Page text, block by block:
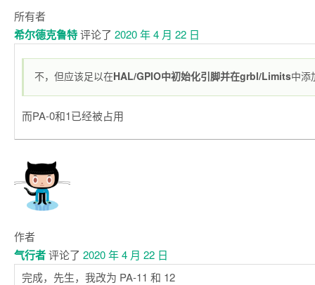
所有者
希尔德克鲁特评论了 2020 年 4 月 22 日
不，但应该足以在HAL/GPIO中初始化引脚并在grbl/Limits中添
而PA-0和1已经被占用
作者
气行者评论了 2020 年 4 月 22 日
完成，先生，我改为 PA-11 和 12